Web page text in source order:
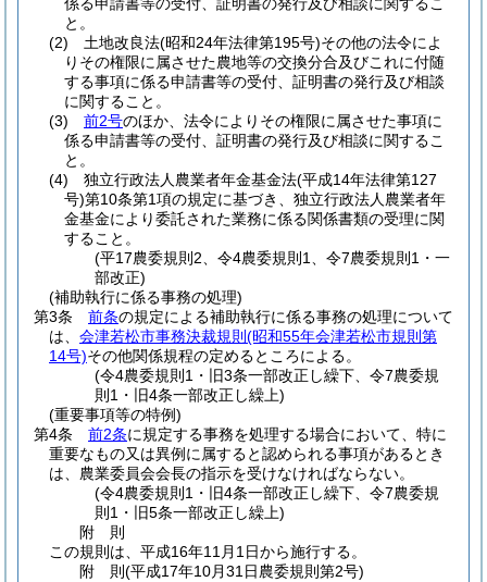
と。
(2)
土地改良法(昭和24年法律第195号)その他の法令によ
りその権限に属させた農地等の交換分合及びこれに付随
する事項に係る申請書等の受付、証明書の発行及び相談
に関すること。
(3)
前2号のほか、法令によりその権限に属させた事項に
係る申請書等の受付、証明書の発行及び相談に関するこ
と。
(4)
独立行政法人農業者年金基金法(平成14年法律第127
号)第10条第1項の規定に基づき、独立行政法人農業者年
金基金により委託された業務に係る関係書類の受理に関
すること。
(平17農委規則2、令4農委規則1、令7農委規則1・一
部改正)
(補助執行に係る事務の処理)
第3条
前条の規定による補助執行に係る事務の処理について
は、 会津若松市事務決裁規則 (昭和55年会津若松市規則第
14号)その他関係規程の定めるところによる。
(令4農委規則1・旧3条一部改正し繰下、令7農委規
則1・旧4条一部改正し繰上)
(重要事項等の特例)
第4条
前2条に規定する事務を処理する場合において、特に
重要なもの又は異例に属すると認められる事項があるとき
は、農業委員会会長の指示を受けなければならない。
(令4農委規則1・旧4条一部改正し繰下、令7農委規
則1・旧5条一部改正し繰上)
附 則
この規則は、平成16年11月1日から施行する。
附 則(平成17年10月31日農委規則第2号)